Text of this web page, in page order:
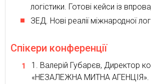
логістики. Готові кейси із
ЗЕД. Нові реалії міжнародної
Спікери конференції
Валерій Губарєв, Директор
«НЕЗАЛЕЖНА МИТНА АГЕНЦІЯ».